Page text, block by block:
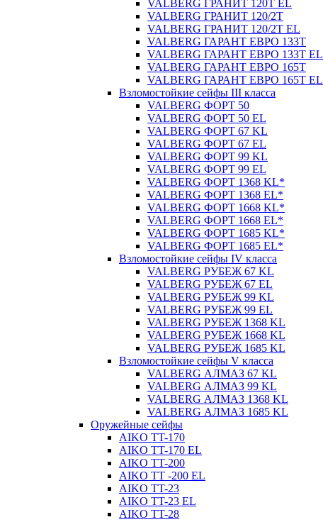
VALBERG ГРАНИТ 120Т EL
VALBERG ГРАНИТ 120/2Т
VALBERG ГРАНИТ 120/2Т EL
VALBERG ГАРАНТ ЕВРО 133Т
VALBERG ГАРАНТ ЕВРО 133Т EL
VALBERG ГАРАНТ ЕВРО 165Т
VALBERG ГАРАНТ ЕВРО 165Т EL
Взломостойкие сейфы III класса
VALBERG ФОРТ 50
VALBERG ФОРТ 50 EL
VALBERG ФОРТ 67 KL
VALBERG ФОРТ 67 EL
VALBERG ФОРТ 99 KL
VALBERG ФОРТ 99 EL
VALBERG ФОРТ 1368 KL*
VALBERG ФОРТ 1368 EL*
VALBERG ФОРТ 1668 KL*
VALBERG ФОРТ 1668 EL*
VALBERG ФОРТ 1685 KL*
VALBERG ФОРТ 1685 EL*
Взломостойкие сейфы IV класса
VALBERG РУБЕЖ 67 KL
VALBERG РУБЕЖ 67 EL
VALBERG РУБЕЖ 99 KL
VALBERG РУБЕЖ 99 EL
VALBERG РУБЕЖ 1368 KL
VALBERG РУБЕЖ 1668 KL
VALBERG РУБЕЖ 1685 KL
Взломостойкие сейфы V класса
VALBERG АЛМАЗ 67 KL
VALBERG АЛМАЗ 99 KL
VALBERG АЛМАЗ 1368 KL
VALBERG АЛМАЗ 1685 KL
Оружейные сейфы
AIKO TT-170
AIKO TT-170 EL
AIKO TT-200
AIKO TT -200 EL
AIKO TT-23
AIKO TT-23 EL
AIKO TT-28